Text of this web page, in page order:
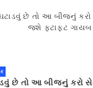
છે તો આ બીજનું કરો